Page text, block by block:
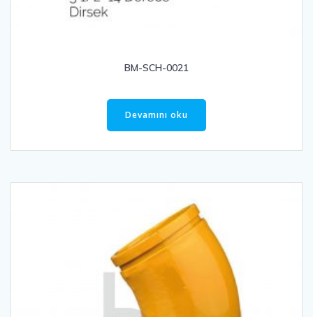
BM-SCH-0021
Devamını oku